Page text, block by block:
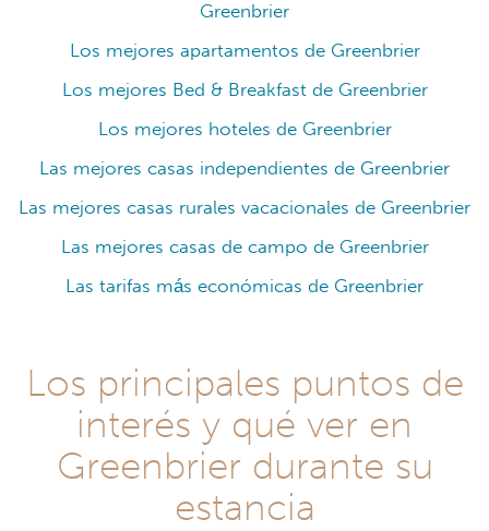
Greenbrier
Los mejores apartamentos de Greenbrier
Los mejores Bed & Breakfast de Greenbrier
Los mejores hoteles de Greenbrier
Las mejores casas independientes de Greenbrier
Las mejores casas rurales vacacionales de Greenbrier
Las mejores casas de campo de Greenbrier
Las tarifas más económicas de Greenbrier
Los principales puntos de
interés y qué ver en
Greenbrier durante su
estancia